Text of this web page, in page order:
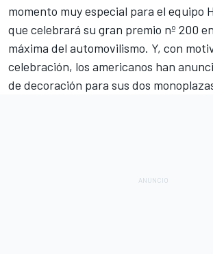
momento muy especial para el equipo
que celebrará su gran premio nº 200
máxima del automovilismo. Y, con
celebración, los americanos han
de decoración para sus dos